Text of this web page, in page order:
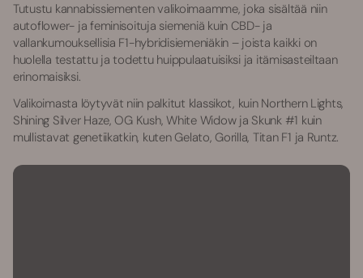
Tutustu kannabissiementen valikoimaamme, joka sisältää niin
autoflower- ja feminisoituja siemeniä kuin CBD- ja
vallankumouksellisia F1-hybridisiemeniäkin – joista kaikki on
huolella testattu ja todettu huippulaatuisiksi ja itämisasteiltaan
erinomaisiksi.
Valikoimasta löytyvät niin palkitut klassikot, kuin Northern Lights,
Shining Silver Haze, OG Kush, White Widow ja Skunk #1 kuin
mullistavat genetiikatkin, kuten Gelato, Gorilla, Titan F1 ja Runtz.